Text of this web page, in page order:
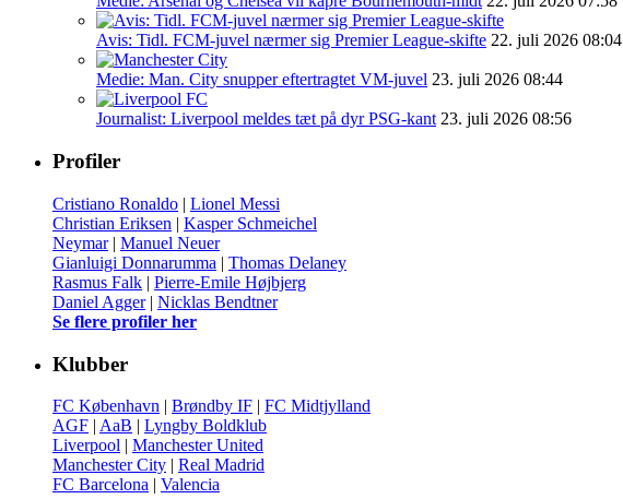
Avis: Tidl. FCM-juvel nærmer sig Premier League-skifte 22. juli 2026 08:04
Medie: Man. City snupper eftertragtet VM-juvel 23. juli 2026 08:44
Journalist: Liverpool meldes tæt på dyr PSG-kant 23. juli 2026 08:56
Profiler
Cristiano Ronaldo | Lionel Messi
Christian Eriksen | Kasper Schmeichel
Neymar| Manuel Neuer
Gianluigi Donnarumma | Thomas Delaney
Rasmus Falk | Pierre-Emile Højbjerg
Daniel Agger| Nicklas Bendtner
Se flere profiler her
Klubber
FC København | Brøndby IF | FC Midtjylland
AGF | AaB | Lyngby Boldklub
Liverpool | Manchester United
Manchester City | Real Madrid
FC Barcelona | Valencia